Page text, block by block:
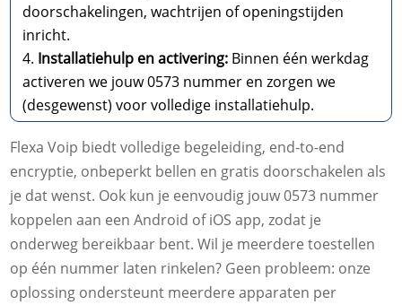
doorschakelingen, wachtrijen of openingstijden
inricht.
Installatiehulp en activering: Binnen één werkdag
activeren we jouw 0573 nummer en zorgen we
(desgewenst) voor volledige installatiehulp.
Flexa Voip biedt volledige begeleiding, end-to-end
encryptie, onbeperkt bellen en gratis doorschakelen als
je dat wenst. Ook kun je eenvoudig jouw 0573 nummer
koppelen aan een Android of iOS app, zodat je
onderweg bereikbaar bent. Wil je meerdere toestellen
op één nummer laten rinkelen? Geen probleem: onze
oplossing ondersteunt meerdere apparaten per